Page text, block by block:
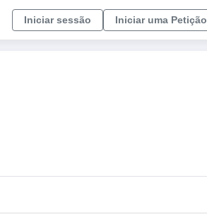
Iniciar sessão Iniciar uma Petição